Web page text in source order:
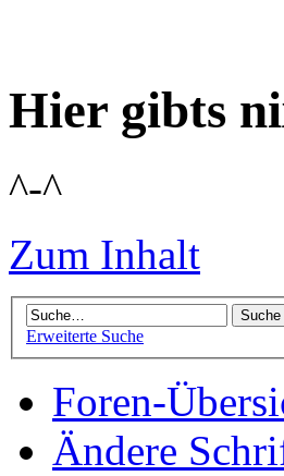
Hier gibts
^-^
Zum Inhalt
Erweiterte Suche
Foren-
Ändere